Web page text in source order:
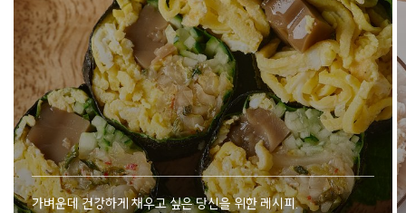
가벼운데 건강하게 채우고 싶은 당신을 위한 레시피.